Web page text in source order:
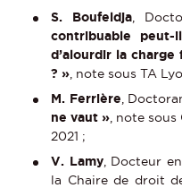
S. Boufeldja ,
contribuable
d’alourdir la
? » , note sous TA
M. Ferrière ,
ne vaut » , note
2021 ;
V. Lamy, Docteur
la Chaire de droit